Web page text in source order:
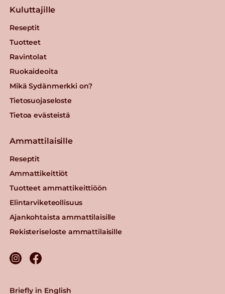
Kuluttajille
Reseptit
Tuotteet
Ravintolat
Ruokaideoita
Mikä Sydänmerkki on?
Tietosuojaseloste
Tietoa evästeistä
Ammattilaisille
Reseptit
Ammattikeittiöt
Tuotteet ammattikeittiöön
Elintarviketeollisuus
Ajankohtaista ammattilaisille
Rekisteriseloste ammattilaisille
Briefly in English